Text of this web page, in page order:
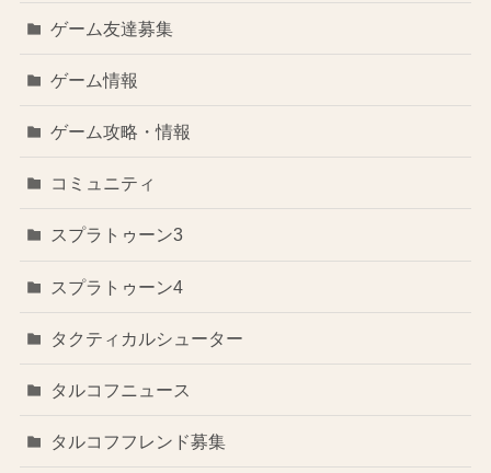
ゲーム友達募集
ゲーム情報
ゲーム攻略・情報
コミュニティ
スプラトゥーン3
スプラトゥーン4
タクティカルシューター
タルコフニュース
タルコフフレンド募集